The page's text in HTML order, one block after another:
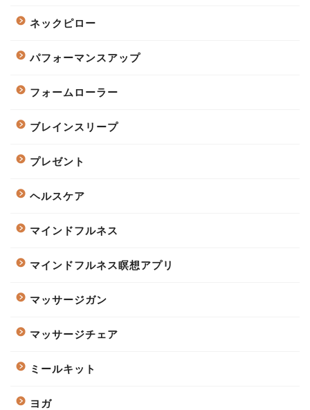
ネックピロー
パフォーマンスアップ
フォームローラー
ブレインスリープ
プレゼント
ヘルスケア
マインドフルネス
マインドフルネス瞑想アプリ
マッサージガン
マッサージチェア
ミールキット
ヨガ